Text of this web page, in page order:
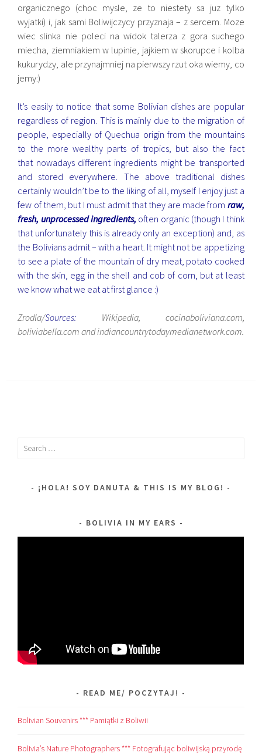
organicznego (choc mysle, ze to niestety sa juz tylko
wyjatki) i, jak sami Boliwijczycy przyznaja – z sercem. Moze
wiec slinka nie poleci na widok talerza z gora suchego
miecha, ziemniakiem w lupinie, jajkiem w skorupce i kolba
kukurydzy, ale przynajmniej na pierwszy rzut oka wiemy, co
jemy:)
It’s easily to notice that some Bolivian dishes are popular
regardless of region. This is mainly due to the migration of
people, especially of Quechua origin from the mountains
to the more wealthy parts of tropics, but also the fact
that nowadays different ingredients might be transported
and stored everywhere. The above traditional dishes
certainly wouldn’t be to the liking of all, myself I enjoy just a
few of them, but I must admit that they are made from raw,
fresh, unprocessed ingredients, often organic (though I think
that unfortunately this is already only an exception) and, as
the Bolivians admit – with a heart. It might not be appetizing
to see a plate of the mountain of dry meat, potato cooked
with the skin, egg in the shell and cob of corn, but at least
we know what we eat at first glance :)
Zrodla/Sources: Wikipedia, cocinaboliviana.com,
boliviabella.com and indiancountrytodaymedianetwork.com.
Search
¡HOLA! SOY DANUTA & THIS IS MY BLOG!
BOLIVIA IN MY EARS
READ ME/ POCZYTAJ!
Bolivian Souvenirs *** Pamiątki z Boliwii
Bolivia’s Nature Photographers *** Fotografując boliwijską przyrodę